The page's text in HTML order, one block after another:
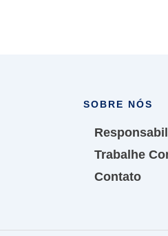
SOBRE NÓS
Trabalhe
Contato